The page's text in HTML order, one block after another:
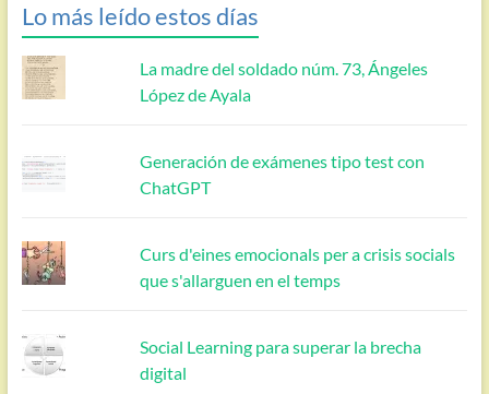
Lo más leído estos días
La madre del soldado núm. 73, Ángeles
López de Ayala
Generación de exámenes tipo test con
ChatGPT
Curs d'eines emocionals per a crisis socials
que s'allarguen en el temps
Social Learning para superar la brecha
digital